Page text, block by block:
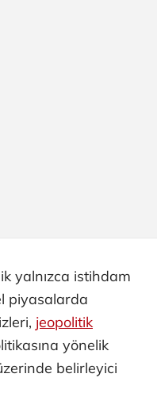
yalnızca istihdam
piyasalarda
jeopolitik
yönelik
belirleyici